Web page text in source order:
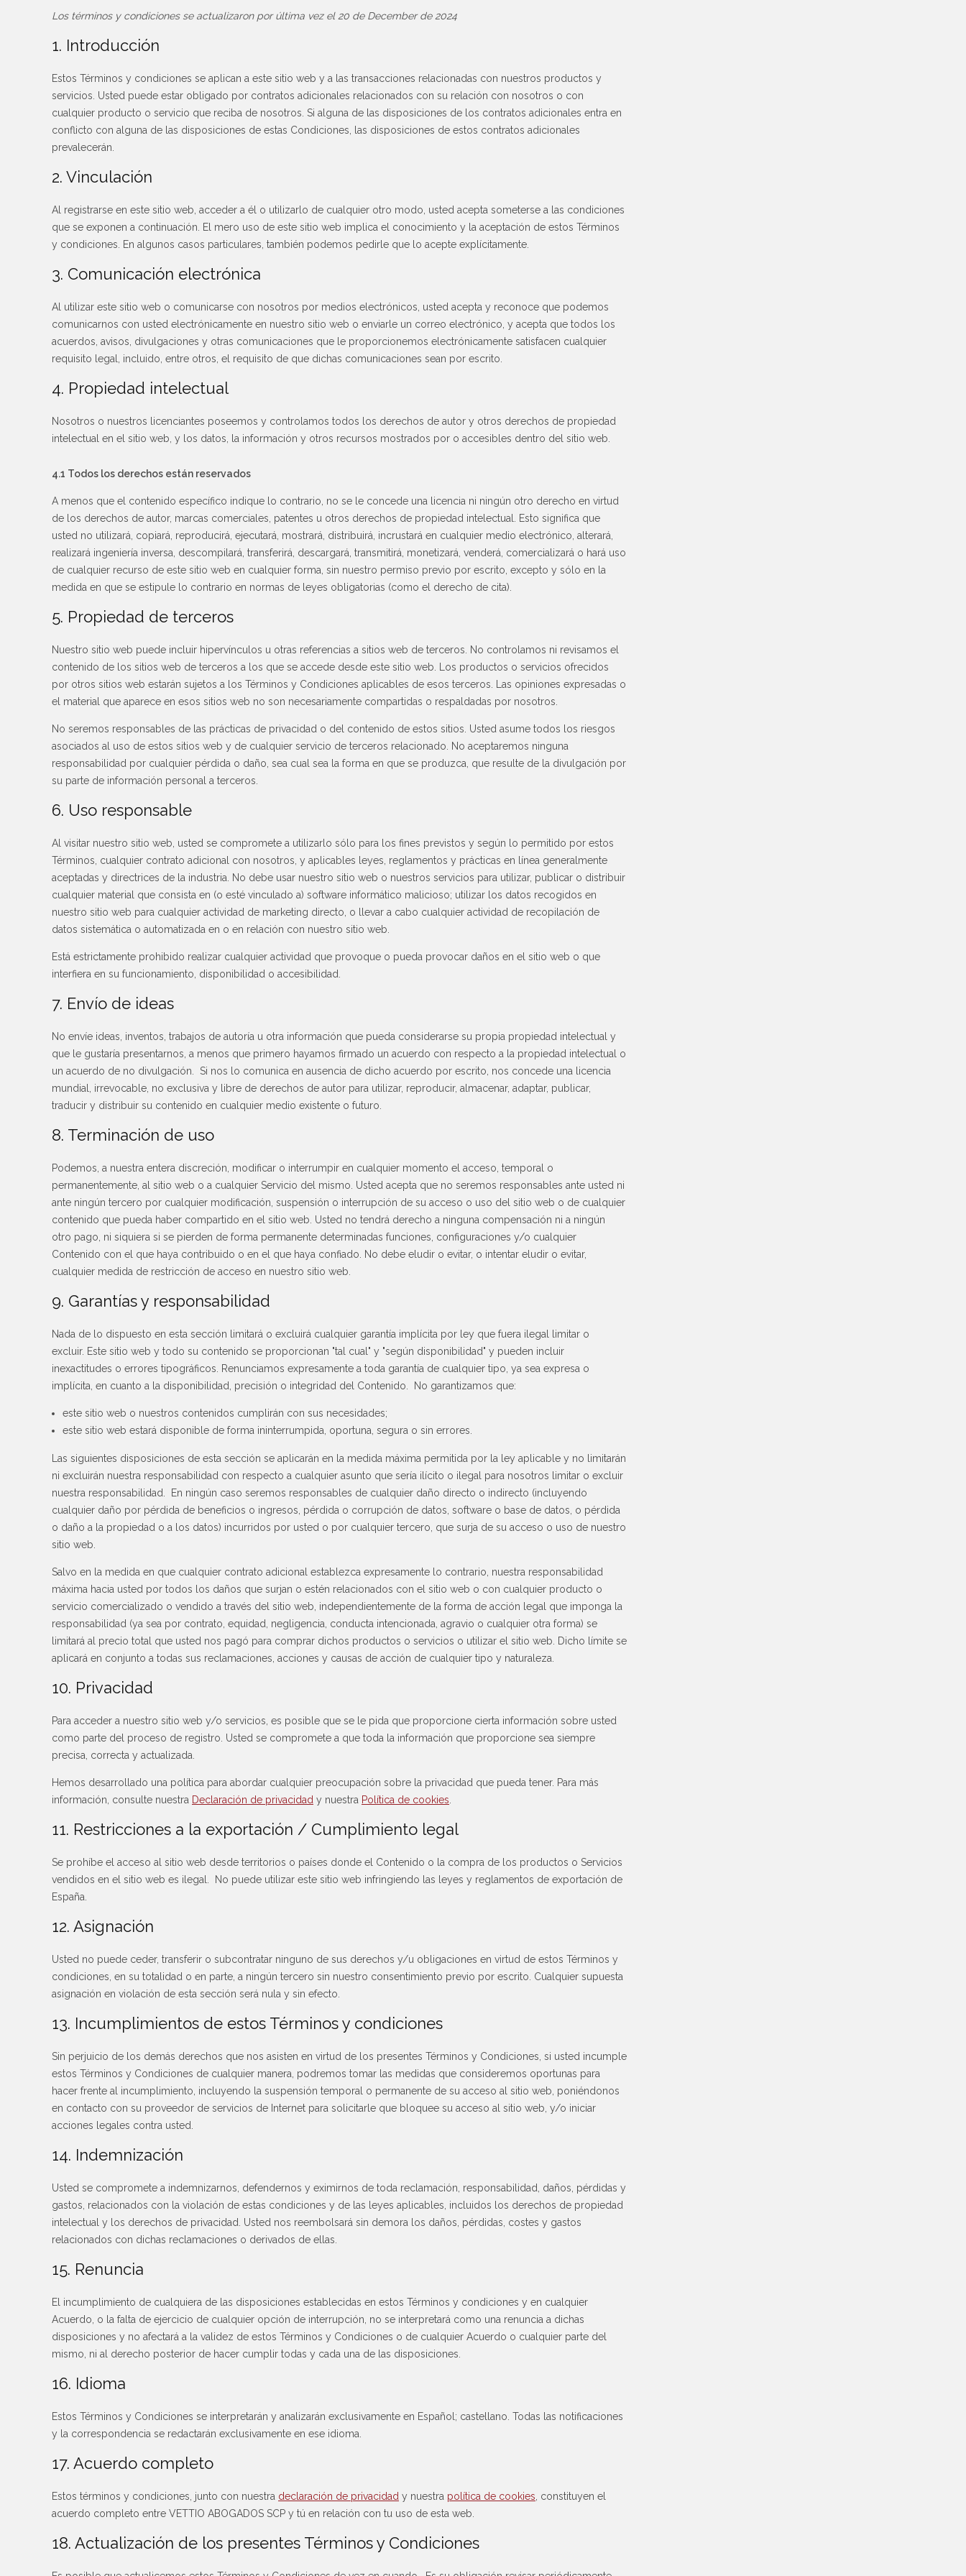
Los términos y condiciones se actualizaron por última vez el 20 de December de 2024
1. Introducción
Estos Términos y condiciones se aplican a este sitio web y a las transacciones relacionadas con nuestros productos y
servicios. Usted puede estar obligado por contratos adicionales relacionados con su relación con nosotros o con
cualquier producto o servicio que reciba de nosotros. Si alguna de las disposiciones de los contratos adicionales entra en
conflicto con alguna de las disposiciones de estas Condiciones, las disposiciones de estos contratos adicionales
prevalecerán.
2. Vinculación
Al registrarse en este sitio web, acceder a él o utilizarlo de cualquier otro modo, usted acepta someterse a las condiciones
que se exponen a continuación. El mero uso de este sitio web implica el conocimiento y la aceptación de estos Términos
y condiciones. En algunos casos particulares, también podemos pedirle que lo acepte explícitamente.
3. Comunicación electrónica
Al utilizar este sitio web o comunicarse con nosotros por medios electrónicos, usted acepta y reconoce que podemos
comunicarnos con usted electrónicamente en nuestro sitio web o enviarle un correo electrónico, y acepta que todos los
acuerdos, avisos, divulgaciones y otras comunicaciones que le proporcionemos electrónicamente satisfacen cualquier
requisito legal, incluido, entre otros, el requisito de que dichas comunicaciones sean por escrito.
4. Propiedad intelectual
Nosotros o nuestros licenciantes poseemos y controlamos todos los derechos de autor y otros derechos de propiedad
intelectual en el sitio web, y los datos, la información y otros recursos mostrados por o accesibles dentro del sitio web.
4.1 Todos los derechos están reservados
A menos que el contenido específico indique lo contrario, no se le concede una licencia ni ningún otro derecho en virtud
de los derechos de autor, marcas comerciales, patentes u otros derechos de propiedad intelectual. Esto significa que
usted no utilizará, copiará, reproducirá, ejecutará, mostrará, distribuirá, incrustará en cualquier medio electrónico, alterará,
realizará ingeniería inversa, descompilará, transferirá, descargará, transmitirá, monetizará, venderá, comercializará o hará uso
de cualquier recurso de este sitio web en cualquier forma, sin nuestro permiso previo por escrito, excepto y sólo en la
medida en que se estipule lo contrario en normas de leyes obligatorias (como el derecho de cita).
5. Propiedad de terceros
Nuestro sitio web puede incluir hipervínculos u otras referencias a sitios web de terceros. No controlamos ni revisamos el
contenido de los sitios web de terceros a los que se accede desde este sitio web. Los productos o servicios ofrecidos
por otros sitios web estarán sujetos a los Términos y Condiciones aplicables de esos terceros. Las opiniones expresadas o
el material que aparece en esos sitios web no son necesariamente compartidas o respaldadas por nosotros.
No seremos responsables de las prácticas de privacidad o del contenido de estos sitios. Usted asume todos los riesgos
asociados al uso de estos sitios web y de cualquier servicio de terceros relacionado. No aceptaremos ninguna
responsabilidad por cualquier pérdida o daño, sea cual sea la forma en que se produzca, que resulte de la divulgación por
su parte de información personal a terceros.
6. Uso responsable
Al visitar nuestro sitio web, usted se compromete a utilizarlo sólo para los fines previstos y según lo permitido por estos
Términos, cualquier contrato adicional con nosotros, y aplicables leyes, reglamentos y prácticas en línea generalmente
aceptadas y directrices de la industria. No debe usar nuestro sitio web o nuestros servicios para utilizar, publicar o distribuir
cualquier material que consista en (o esté vinculado a) software informático malicioso; utilizar los datos recogidos en
nuestro sitio web para cualquier actividad de marketing directo, o llevar a cabo cualquier actividad de recopilación de
datos sistemática o automatizada en o en relación con nuestro sitio web.
Está estrictamente prohibido realizar cualquier actividad que provoque o pueda provocar daños en el sitio web o que
interfiera en su funcionamiento, disponibilidad o accesibilidad.
7. Envío de ideas
No envíe ideas, inventos, trabajos de autoría u otra información que pueda considerarse su propia propiedad intelectual y
que le gustaría presentarnos, a menos que primero hayamos firmado un acuerdo con respecto a la propiedad intelectual o
un acuerdo de no divulgación. Si nos lo comunica en ausencia de dicho acuerdo por escrito, nos concede una licencia
mundial, irrevocable, no exclusiva y libre de derechos de autor para utilizar, reproducir, almacenar, adaptar, publicar,
traducir y distribuir su contenido en cualquier medio existente o futuro.
8. Terminación de uso
Podemos, a nuestra entera discreción, modificar o interrumpir en cualquier momento el acceso, temporal o
permanentemente, al sitio web o a cualquier Servicio del mismo. Usted acepta que no seremos responsables ante usted ni
ante ningún tercero por cualquier modificación, suspensión o interrupción de su acceso o uso del sitio web o de cualquier
contenido que pueda haber compartido en el sitio web. Usted no tendrá derecho a ninguna compensación ni a ningún
otro pago, ni siquiera si se pierden de forma permanente determinadas funciones, configuraciones y/o cualquier
Contenido con el que haya contribuido o en el que haya confiado. No debe eludir o evitar, o intentar eludir o evitar,
cualquier medida de restricción de acceso en nuestro sitio web.
9. Garantías y responsabilidad
Nada de lo dispuesto en esta sección limitará o excluirá cualquier garantía implícita por ley que fuera ilegal limitar o
excluir. Este sitio web y todo su contenido se proporcionan "tal cual" y "según disponibilidad" y pueden incluir
inexactitudes o errores tipográficos. Renunciamos expresamente a toda garantía de cualquier tipo, ya sea expresa o
implícita, en cuanto a la disponibilidad, precisión o integridad del Contenido. No garantizamos que:
este sitio web o nuestros contenidos cumplirán con sus necesidades;
este sitio web estará disponible de forma ininterrumpida, oportuna, segura o sin errores.
Las siguientes disposiciones de esta sección se aplicarán en la medida máxima permitida por la ley aplicable y no limitarán
ni excluirán nuestra responsabilidad con respecto a cualquier asunto que sería ilícito o ilegal para nosotros limitar o excluir
nuestra responsabilidad. En ningún caso seremos responsables de cualquier daño directo o indirecto (incluyendo
cualquier daño por pérdida de beneficios o ingresos, pérdida o corrupción de datos, software o base de datos, o pérdida
o daño a la propiedad o a los datos) incurridos por usted o por cualquier tercero, que surja de su acceso o uso de nuestro
sitio web.
Salvo en la medida en que cualquier contrato adicional establezca expresamente lo contrario, nuestra responsabilidad
máxima hacia usted por todos los daños que surjan o estén relacionados con el sitio web o con cualquier producto o
servicio comercializado o vendido a través del sitio web, independientemente de la forma de acción legal que imponga la
responsabilidad (ya sea por contrato, equidad, negligencia, conducta intencionada, agravio o cualquier otra forma) se
limitará al precio total que usted nos pagó para comprar dichos productos o servicios o utilizar el sitio web. Dicho límite se
aplicará en conjunto a todas sus reclamaciones, acciones y causas de acción de cualquier tipo y naturaleza.
10. Privacidad
Para acceder a nuestro sitio web y/o servicios, es posible que se le pida que proporcione cierta información sobre usted
como parte del proceso de registro. Usted se compromete a que toda la información que proporcione sea siempre
precisa, correcta y actualizada.
Hemos desarrollado una política para abordar cualquier preocupación sobre la privacidad que pueda tener. Para más
información, consulte nuestra Declaración de privacidad y nuestra Política de cookies
11. Restricciones a la exportación / Cumplimiento legal
Se prohíbe el acceso al sitio web desde territorios o países donde el Contenido o la compra de los productos o Servicios
vendidos en el sitio web es ilegal. No puede utilizar este sitio web infringiendo las leyes y reglamentos de exportación de
España.
12. Asignación
Usted no puede ceder, transferir o subcontratar ninguno de sus derechos y/u obligaciones en virtud de estos Términos y
condiciones, en su totalidad o en parte, a ningún tercero sin nuestro consentimiento previo por escrito. Cualquier supuesta
asignación en violación de esta sección será nula y sin efecto.
13. Incumplimientos de estos Términos y condiciones
Sin perjuicio de los demás derechos que nos asisten en virtud de los presentes Términos y Condiciones, si usted incumple
estos Términos y Condiciones de cualquier manera, podremos tomar las medidas que consideremos oportunas para
hacer frente al incumplimiento, incluyendo la suspensión temporal o permanente de su acceso al sitio web, poniéndonos
en contacto con su proveedor de servicios de Internet para solicitarle que bloquee su acceso al sitio web, y/o iniciar
acciones legales contra usted.
14. Indemnización
Usted se compromete a indemnizarnos, defendernos y eximirnos de toda reclamación, responsabilidad, daños, pérdidas y
gastos, relacionados con la violación de estas condiciones y de las leyes aplicables, incluidos los derechos de propiedad
intelectual y los derechos de privacidad. Usted nos reembolsará sin demora los daños, pérdidas, costes y gastos
relacionados con dichas reclamaciones o derivados de ellas.
15. Renuncia
El incumplimiento de cualquiera de las disposiciones establecidas en estos Términos y condiciones y en cualquier
Acuerdo, o la falta de ejercicio de cualquier opción de interrupción, no se interpretará como una renuncia a dichas
disposiciones y no afectará a la validez de estos Términos y Condiciones o de cualquier Acuerdo o cualquier parte del
mismo, ni al derecho posterior de hacer cumplir todas y cada una de las disposiciones.
16. Idioma
Estos Términos y Condiciones se interpretarán y analizarán exclusivamente en Español; castellano. Todas las notificaciones
y la correspondencia se redactarán exclusivamente en ese idioma.
17. Acuerdo completo
Estos términos y condiciones, junto con nuestra declaración de privacidad y nuestra política de cookies , constituyen el
acuerdo completo entre VETTIO ABOGADOS SCP y tú en relación con tu uso de esta web.
18. Actualización de los presentes Términos y Condiciones